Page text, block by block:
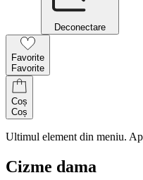
Deconectare
Favorite
Favorite
Coș
Coș
Ultimul element din meniu.
Cizme dama